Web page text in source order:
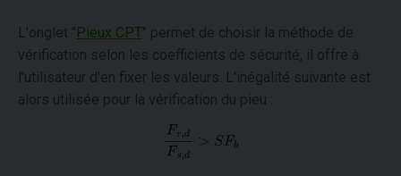
L'onglet "Pieux CPT" permet de choisir la méthode de
vérification selon les coefficients de sécurité, il offre à
l'utilisateur d'en fixer les valeurs. L'inégalité suivante est
alors utilisée pour la vérification du pieu :